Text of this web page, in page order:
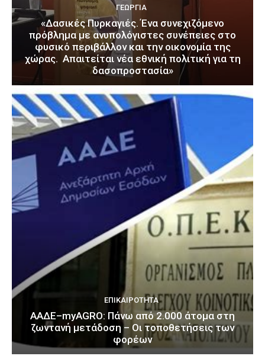
ΓΕΩΡΓΊΑ
«Δασικές Πυρκαγιές. Ένα συνεχιζόμενο
πρόβλημα με ανυπολόγιστες συνέπειες στο
φυσικό περιβάλλον και την οικονομία της
χώρας. Απαιτείται νέα εθνική πολιτική για τη
δασοπροστασία»
ΕΠΙΚΑΙΡΌΤΗΤΑ
ΑΑΔΕ–myAGRO: Πάνω από 2.000 άτομα στη
ζωντανή μετάδοση – Οι τοποθετήσεις των
φορέων